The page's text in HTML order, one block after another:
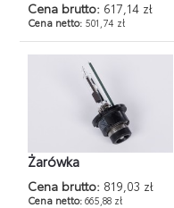
Cena brutto: 617,14 zł
Cena netto: 501,74 zł
Żarówka
Cena brutto: 819,03 zł
Cena netto:665,88 zł